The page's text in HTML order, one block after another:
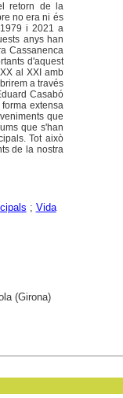
retorn de la
no era ni és
i 2021 a
anys han
Cassanenca
d'aquest
al XXI amb
a través
Casabó
extensa
que
que s'han
Tot això
de la nostra
; Vida
(Girona)